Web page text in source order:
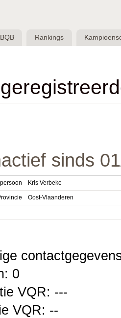
BQB Rankings
sinds
Kris Verbeke
Oost-Vlaanderen
0
VQR: ---
VQR: --